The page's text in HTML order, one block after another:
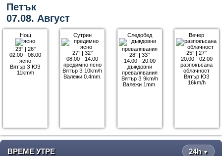
Петък
07.08. Август
Нощ
23°| 26°
02:00 - 08:00
ясно
Вятър З ЮЗ
11km/h
Сутрин
27°| 32°
08:00 - 14:00
предимно ясно
Вятър З 10km/h
Валежи 0.4mm.
Следобед
28° |33°
14:00 - 20:00
дъждовни
превалявания
Вятър З 9km/h
Валежи 1mm.
Вечер
25° |27°
20:00 - 02:00
разпокъсана
облачност
Вятър ЮЗ
16km/h
ВРЕМЕ УТРЕ 24h ▼